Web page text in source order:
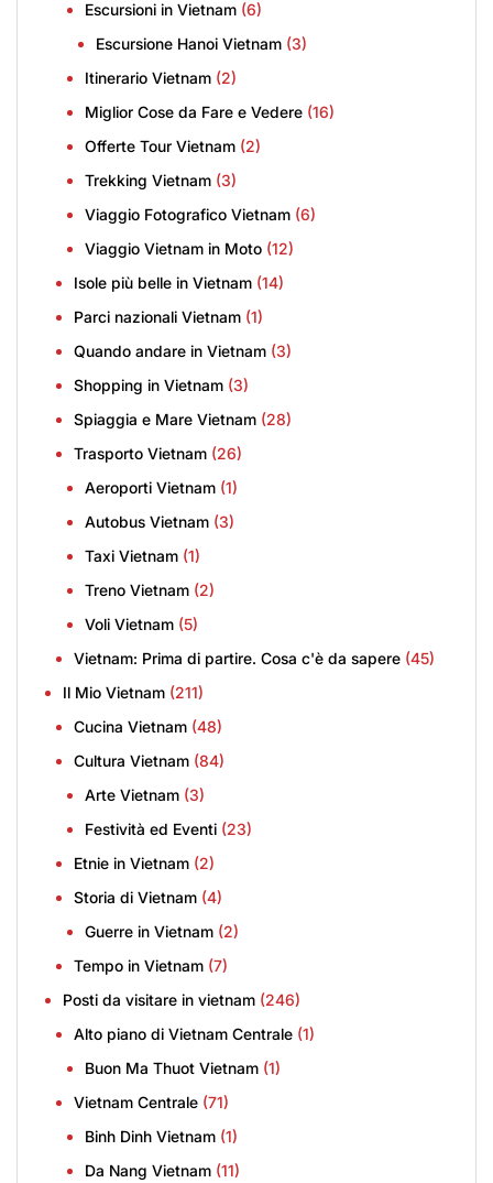
Escursioni in Vietnam (6)
Escursione Hanoi Vietnam (3)
Itinerario Vietnam (2)
Miglior Cose da Fare e Vedere (16)
Offerte Tour Vietnam (2)
Trekking Vietnam (3)
Viaggio Fotografico Vietnam (6)
Viaggio Vietnam in Moto (12)
Isole più belle in Vietnam (14)
Parci nazionali Vietnam (1)
Quando andare in Vietnam (3)
Shopping in Vietnam (3)
Spiaggia e Mare Vietnam (28)
Trasporto Vietnam (26)
Aeroporti Vietnam (1)
Autobus Vietnam (3)
Taxi Vietnam (1)
Treno Vietnam (2)
Voli Vietnam (5)
Vietnam: Prima di partire. Cosa c'è da sapere (45)
Il Mio Vietnam (211)
Cucina Vietnam (48)
Cultura Vietnam (84)
Arte Vietnam (3)
Festività ed Eventi (23)
Etnie in Vietnam (2)
Storia di Vietnam (4)
Guerre in Vietnam (2)
Tempo in Vietnam (7)
Posti da visitare in vietnam (246)
Alto piano di Vietnam Centrale (1)
Buon Ma Thuot Vietnam (1)
Vietnam Centrale (71)
Binh Dinh Vietnam (1)
Da Nang Vietnam (11)